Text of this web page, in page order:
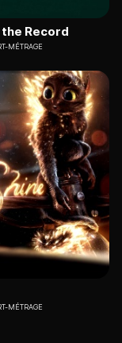
Record
MÉTRAGE
MÉTRAGE